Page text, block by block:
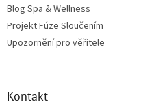
Blog Spa & Wellness
Projekt Fúze Sloučením
Upozornění pro věřitele
Kontakt